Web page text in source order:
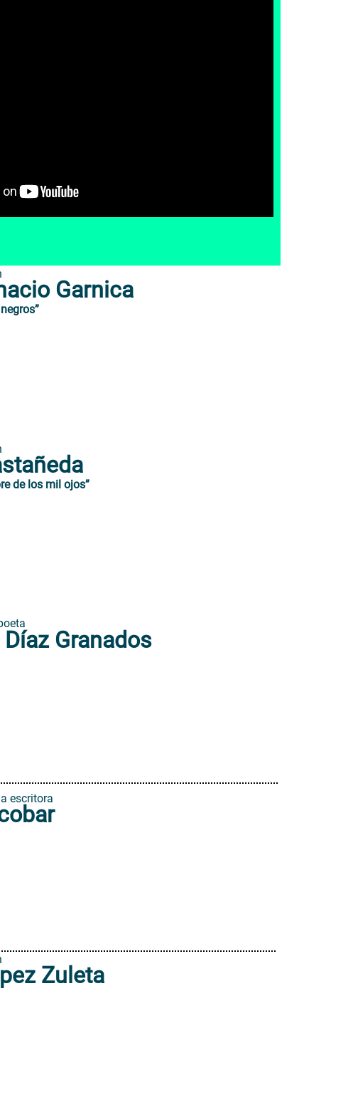
Garnica
de los mil ojos”
Granados
escritora
Zuleta